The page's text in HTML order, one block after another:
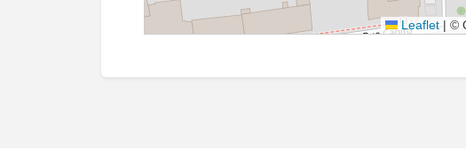
Leaflet | ©